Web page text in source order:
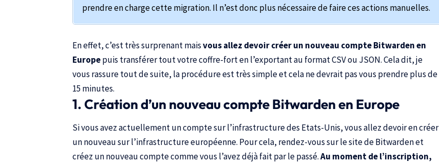
prendre en charge cette migration. Il n’est donc plus nécessaire de faire ces actions manuelles.
En effet, c’est très surprenant maisvous allez devoir créer un nouveau compte Bitwarden en
Europepuis transférer tout votre coffre-fort en l’exportant au format CSV ou JSON. Cela dit, je
vous rassure tout de suite, la procédure est très simple et cela ne devrait pas vous prendre plus de
15 minutes.
1. Création d’un nouveau compte Bitwarden en Europe
Si vous avez actuellement un compte sur l’infrastructure des Etats-Unis, vous allez devoir en créer
un nouveau sur l’infrastructure européenne. Pour cela, rendez-vous sur le site de Bitwarden et
créez un nouveau compte comme vous l’avez déjà fait par le passé.Au moment de l’inscription,